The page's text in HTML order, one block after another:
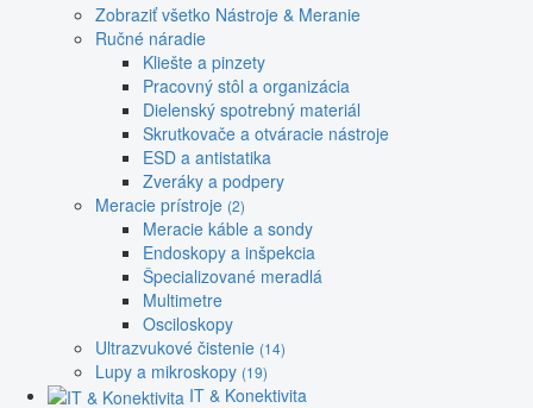
Zobraziť všetko Nástroje & Meranie
Ručné náradie
Kliešte a pinzety
Pracovný stôl a organizácia
Dielenský spotrebný materiál
Skrutkovače a otváracie nástroje
ESD a antistatika
Zveráky a podpery
Meracie prístroje (2)
Meracie káble a sondy
Endoskopy a inšpekcia
Špecializované meradlá
Multimetre
Osciloskopy
Ultrazvukové čistenie (14)
Lupy a mikroskopy (19)
IT & Konektivita